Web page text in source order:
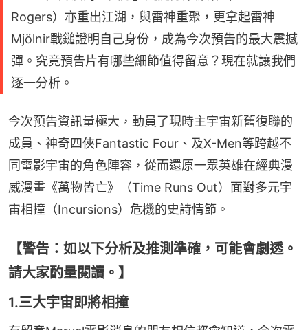
Rogers）亦重出江湖，與雷神重聚，更拿起雷神
Mjölnir戰鎚證明自己身份，成為今次預告的最大震撼
彈。究竟預告片有哪些細節值得留意？現在就讓我們
逐一分析。
今次預告資訊量極大，動員了現時主宇宙新舊復聯的
成員、神奇四俠Fantastic Four、及X-Men等跨越不
同電影宇宙的角色陣容，從而還原一眾英雄在經典漫
威漫畫《萬物皆亡》（Time Runs Out）面對多元宇
宙相撞（Incursions）危機的史詩情節。
【警告：如以下分析及推測準確，可能會劇透。
請大家酌量閱讀。】
1.三大宇宙即將相撞